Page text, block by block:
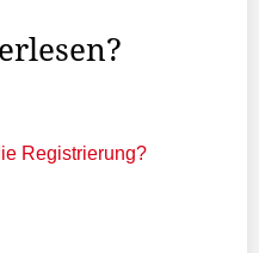
Registrierung?